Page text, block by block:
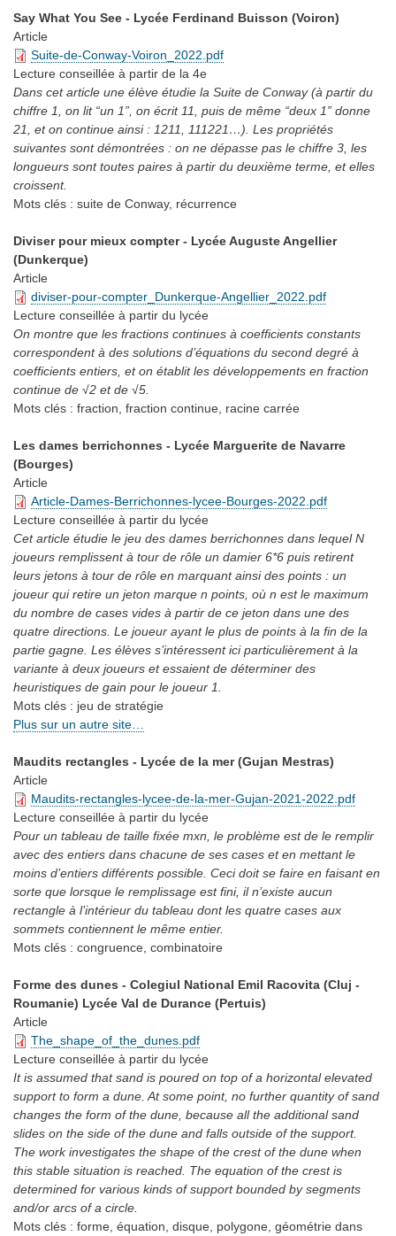
Say What You See - Lycée Ferdinand Buisson (Voiron)
Article
Suite-de-Conway-Voiron_2022.pdf
Lecture conseillée à partir de la 4e
Dans cet article une élève étudie la Suite de Conway (à partir du
chiffre 1, on lit “un 1”, on écrit 11, puis de même “deux 1” donne
21, et on continue ainsi : 1211, 111221…). Les propriétés
suivantes sont démontrées : on ne dépasse pas le chiffre 3, les
longueurs sont toutes paires à partir du deuxième terme, et elles
croissent.
Mots clés : suite de Conway, récurrence
Diviser pour mieux compter - Lycée Auguste Angellier
(Dunkerque)
Article
diviser-pour-compter_Dunkerque-Angellier_2022.pdf
Lecture conseillée à partir du lycée
On montre que les fractions continues à coefficients constants
correspondent à des solutions d’équations du second degré à
coefficients entiers, et on établit les développements en fraction
continue de √2 et de √5.
Mots clés : fraction, fraction continue, racine carrée
Les dames berrichonnes - Lycée Marguerite de Navarre
(Bourges)
Article
Article-Dames-Berrichonnes-lycee-Bourges-2022.pdf
Lecture conseillée à partir du lycée
Cet article étudie le jeu des dames berrichonnes dans lequel N
joueurs remplissent à tour de rôle un damier 6*6 puis retirent
leurs jetons à tour de rôle en marquant ainsi des points : un
joueur qui retire un jeton marque n points, où n est le maximum
du nombre de cases vides à partir de ce jeton dans une des
quatre directions. Le joueur ayant le plus de points à la fin de la
partie gagne. Les élèves s’intéressent ici particulièrement à la
variante à deux joueurs et essaient de déterminer des
heuristiques de gain pour le joueur 1.
Mots clés : jeu de stratégie
Plus sur un autre site…
Maudits rectangles - Lycée de la mer (Gujan Mestras)
Article
Maudits-rectangles-lycee-de-la-mer-Gujan-2021-2022.pdf
Lecture conseillée à partir du lycée
Pour un tableau de taille fixée mxn, le problème est de le remplir
avec des entiers dans chacune de ses cases et en mettant le
moins d’entiers différents possible. Ceci doit se faire en faisant en
sorte que lorsque le remplissage est fini, il n’existe aucun
rectangle à l’intérieur du tableau dont les quatre cases aux
sommets contiennent le même entier.
Mots clés : congruence, combinatoire
Forme des dunes - Colegiul National Emil Racovita (Cluj -
Roumanie) Lycée Val de Durance (Pertuis)
Article
The_shape_of_the_dunes.pdf
Lecture conseillée à partir du lycée
It is assumed that sand is poured on top of a horizontal elevated
support to form a dune. At some point, no further quantity of sand
changes the form of the dune, because all the additional sand
slides on the side of the dune and falls outside of the support.
The work investigates the shape of the crest of the dune when
this stable situation is reached. The equation of the crest is
determined for various kinds of support bounded by segments
and/or arcs of a circle.
Mots clés : forme, équation, disque, polygone, géométrie dans